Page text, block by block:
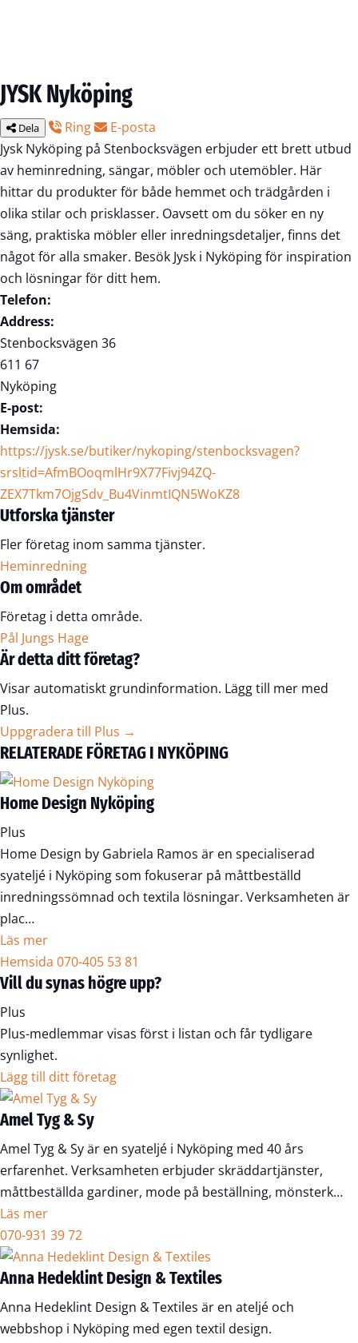
JYSK Nyköping
Dela Ring
E-posta
Jysk Nyköping på Stenbocksvägen erbjuder ett brett utbud
av heminredning, sängar, möbler och utemöbler. Här
hittar du produkter för både hemmet och trädgården i
olika stilar och prisklasser. Oavsett om du söker en ny
säng, praktiska möbler eller inredningsdetaljer, finns det
något för alla smaker. Besök Jysk i Nyköping för inspiration
och lösningar för ditt hem.
Telefon:
Address:
Stenbocksvägen 36
611 67
Nyköping
E-post:
Hemsida:
https://jysk.se/butiker/nykoping/stenbocksvagen?
srsltid=AfmBOoqmlHr9X77Fivj94ZQ-
ZEX7Tkm7OjgSdv_Bu4VinmtIQN5WoKZ8
Utforska tjänster
Fler företag inom samma tjänster.
Heminredning
Om området
Företag i detta område.
Pål Jungs Hage
Är detta ditt företag?
Visar automatiskt grundinformation. Lägg till mer med
Plus.
Uppgradera till Plus →
RELATERADE FÖRETAG I NYKÖPING
Home Design Nyköping
Plus
Home Design by Gabriela Ramos är en specialiserad
syateljé i Nyköping som fokuserar på måttbeställd
inredningssömnad och textila lösningar. Verksamheten är
plac…
Läs mer
Hemsida 070-405 53 81
Vill du synas högre upp?
Plus
Plus-medlemmar visas först i listan och får tydligare
synlighet.
Lägg till ditt företag
Amel Tyg & Sy
Amel Tyg & Sy är en syateljé i Nyköping med 40 års
erfarenhet. Verksamheten erbjuder skräddartjänster,
måttbeställda gardiner, mode på beställning, mönsterk…
Läs mer
070-931 39 72
Anna Hedeklint Design & Textiles
Anna Hedeklint Design & Textiles är en ateljé och
webbshop i Nyköping med egen textil design.